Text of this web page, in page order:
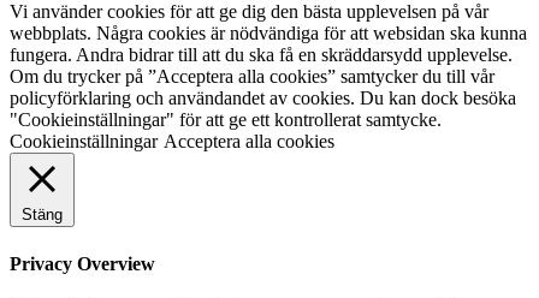
Vi använder cookies för att ge dig den bästa upplevelsen på vår
webbplats. Några cookies är nödvändiga för att websidan ska kunna
fungera. Andra bidrar till att du ska få en skräddarsydd upplevelse.
Om du trycker på ”Acceptera alla cookies” samtycker du till vår
policyförklaring och användandet av cookies. Du kan dock besöka
"Cookieinställningar" för att ge ett kontrollerat samtycke.
Cookieinställningar Acceptera alla cookies
Stäng
Privacy Overview